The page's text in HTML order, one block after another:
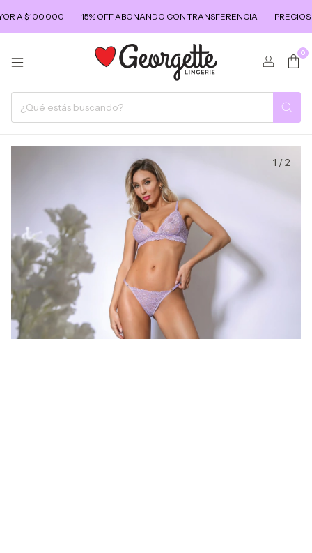
A $100.000 15% OFF ABONANDO CON TRANSFERENCIA PRECIOS
0
1 /2